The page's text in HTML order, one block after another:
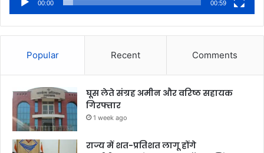
00:00 00:59
Popular Recent Comments
घूस लेते संग्रह अमीन और वरिष्ठ सहायक
गिरफ्तार
1 week ago
राज्य में शत-प्रतिशत लागू होंगे